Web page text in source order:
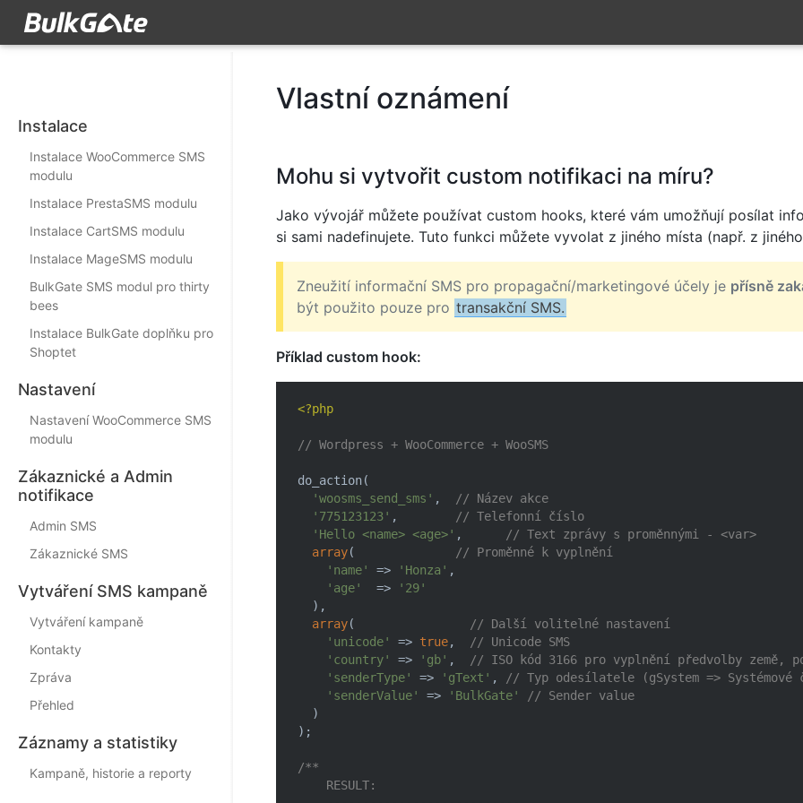
Instalace
Instalace WooCommerce SMS
modulu
Instalace PrestaSMS modulu
Instalace CartSMS modulu
Instalace MageSMS modulu
BulkGate SMS modul pro thirty
bees
Instalace BulkGate doplňku pro
Shoptet
Nastavení
Nastavení WooCommerce SMS
modulu
Zákaznické a Admin
notifikace
Admin SMS
Zákaznické SMS
Vytváření SMS kampaně
Vytváření kampaně
Kontakty
Zpráva
Přehled
Záznamy a statistiky
Kampaně, historie a reporty
Vlastní oznámení
Mohu si vytvořit custom notifikaci na míru?
Jako vývojář můžete používat custom hooks, které vám umožňují posílat
si sami nadefinujete. Tuto funkci můžete vyvolat z jiného místa (např. z
Zneužití informační SMS pro propagační/marketingové účely je přísně
být použito pouze pro transakční SMS.
Příklad custom hook:
<?php
// Wordpress + WooCommerce + WooSMS
do_action(
'woosms_send_sms' ,
// Název akce
'775123123' ,
// Telefonní číslo
'Hello <name> <age>' ,
// Text zprávy s proměnnými - <var>
array(
// Proměnné k vyplnění
'name'
=> 'Honza' ,
'age'
  =>
'29'
  ),
array(
// Další volitelné nastavení
'unicode'
=> true,
// Unicode SMS
'country'
=> 'gb' ,
// ISO kód 3166 pro vyplnění předvolby země,
'senderType'
=> 'gText' ,
// Typ odesílatele (gSystem =>
'senderValue'
=> 'BulkGate'
// Sender value
  )
);
/**
    RESULT: